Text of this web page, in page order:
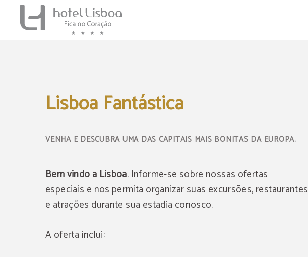
Lisboa Fantástica de Hotel Lisboa em Lisboa. Site Oficial.
Lisboa Fantástica
VENHA E DESCUBRA UMA DAS CAPITAIS MAIS BONITAS DA EUROPA.
Bem vindo a Lisboa. Informe-se sobre nossas ofertas
especiais e nos permita organizar suas excursões, restaurantes
e atrações durante sua estadia conosco.
A oferta inclui: